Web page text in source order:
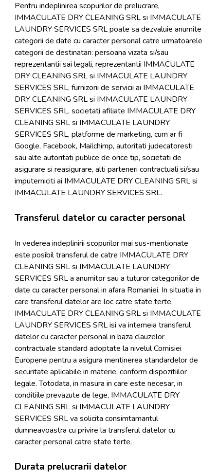
Pentru indeplinirea scopurilor de prelucrare,
IMMACULATE DRY CLEANING SRL si IMMACULATE
LAUNDRY SERVICES SRL poate sa dezvaluie anumite
categorii de date cu caracter personal catre urmatoarele
categorii de destinatari: persoana vizata si/sau
reprezentantii sai legali, reprezentantii IMMACULATE
DRY CLEANING SRL si IMMACULATE LAUNDRY
SERVICES SRL, furnizorii de servicii ai IMMACULATE
DRY CLEANING SRL si IMMACULATE LAUNDRY
SERVICES SRL, societati afiliate IMMACULATE DRY
CLEANING SRL si IMMACULATE LAUNDRY
SERVICES SRL, platforme de marketing, cum ar fi
Google, Facebook, Mailchimp, autoritati judecatoresti
sau alte autoritati publice de orice tip, societati de
asigurare si reasigurare, alti parteneri contractuali si/sau
imputerniciti ai IMMACULATE DRY CLEANING SRL si
IMMACULATE LAUNDRY SERVICES SRL.
Transferul datelor cu caracter personal
In vederea indeplinirii scopurilor mai sus-mentionate
este posibil transferul de catre IMMACULATE DRY
CLEANING SRL si IMMACULATE LAUNDRY
SERVICES SRL a anumitor sau a tuturor categoriilor de
date cu caracter personal in afara Romaniei. In situatia in
care transferul datelor are loc catre state terte,
IMMACULATE DRY CLEANING SRL si IMMACULATE
LAUNDRY SERVICES SRL isi va intemeia transferul
datelor cu caracter personal in baza clauzelor
contractuale standard adoptate la nivelul Comisiei
Europene pentru a asigura mentinerea standardelor de
securitate aplicabile in materie, conform dispozitiilor
legale. Totodata, in masura in care este necesar, in
conditiile prevazute de lege, IMMACULATE DRY
CLEANING SRL si IMMACULATE LAUNDRY
SERVICES SRL va solicita consimtamantul
dumneavoastra cu privire la transferul datelor cu
caracter personal catre state terte.
Durata prelucrarii datelor